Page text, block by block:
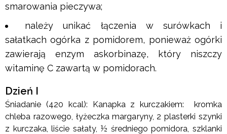
smarowania pieczywa;
należy unikać łączenia w surówkach i
sałatkach ogórka z pomidorem, ponieważ ogórki
zawierają enzym askorbinazę, który niszczy
witaminę C zawartą w pomidorach.
Dzień I
Śniadanie (420 kcal): Kanapka z kurczakiem: kromka
chleba razowego, łyżeczka margaryny, 2 plasterki szynki
z kurczaka, liście sałaty, ½ średniego pomidora, szklanki